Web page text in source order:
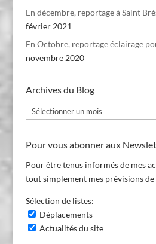
En décembre, reportage à Saint
février 2021
En Octobre, reportage éclairage
novembre 2020
Archives du Blog
Archives
du
Pour vous abonner aux
Pour être tenus informés de mes
tout simplement mes prévisions
Sélection de listes:
Déplacements
Actualités du site